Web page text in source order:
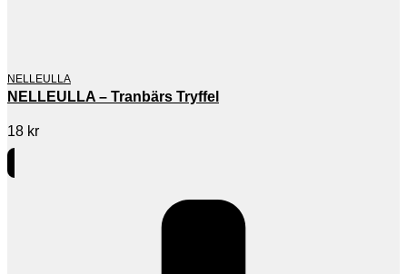
NELLEULLA
NELLEULLA – Tranbärs Tryffel
18 kr